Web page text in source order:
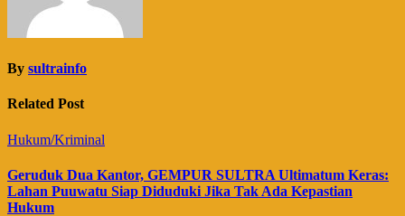
By sultrainfo
Related Post
Hukum/Kriminal
Geruduk Dua Kantor, GEMPUR SULTRA Ultimatum Keras:
Lahan Puuwatu Siap Diduduki Jika Tak Ada Kepastian
Hukum